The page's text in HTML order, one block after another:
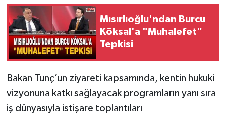
Mısırlıoğlu'ndan Burcu
Köksal'a "Muhalefet"
Tepkisi
Bakan Tunç’un ziyareti kapsamında, kentin hukuki
vizyonuna katkı sağlayacak programların yanı sıra
iş dünyasıyla istişare toplantıları